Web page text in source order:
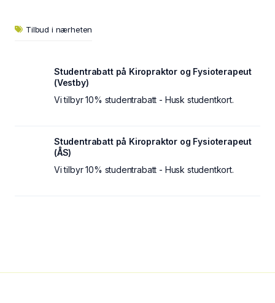
Tilbud i nærheten
Studentrabatt på Kiropraktor og Fysioterapeut
(Vestby)
Vi tilbyr 10% studentrabatt - Husk studentkort.
Studentrabatt på Kiropraktor og Fysioterapeut
(ÅS)
Vi tilbyr 10% studentrabatt - Husk studentkort.